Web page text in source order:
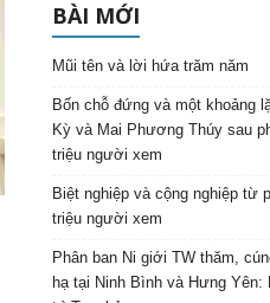
BÀI MỚI
Mũi tên và lời hứa trăm năm
Bốn chỗ đứng và một khoảng
Kỳ và Mai Phương Thúy sau
triệu người xem
Biệt nghiệp và cộng nghiệp từ
triệu người xem
Phân ban Ni giới TW thăm,
hạ tại Ninh Bình và Hưng Yên: